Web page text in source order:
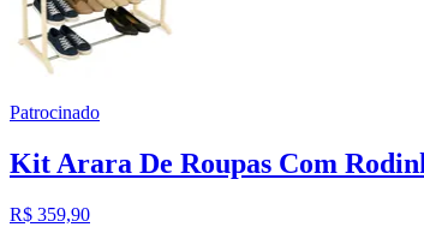
Patrocinado
Kit Arara De Roupas Com
R$ 359,90